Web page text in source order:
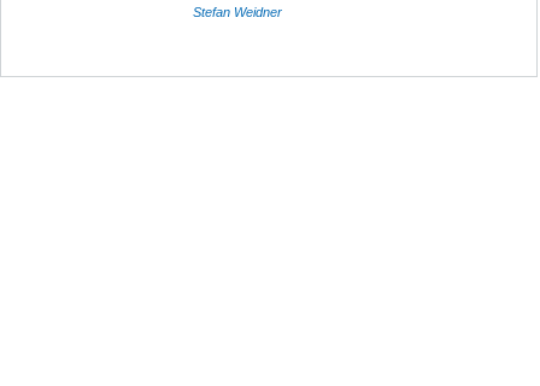
Stefan Weidner